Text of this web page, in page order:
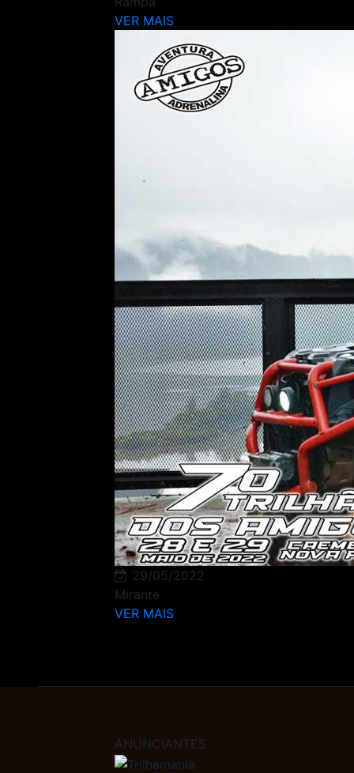
VER MAIS
29/05/2022
Mirante
VER MAIS
ANUNCIANTES